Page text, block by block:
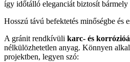
így időtálló eleganciát biztosít bármely
Hosszú távú befektetés minőségbe és
A gránit rendkívüli karc- és
nélkülözhetetlen anyag. Könnyen
projektben, legyen szó: